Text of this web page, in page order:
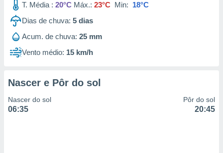
T. Média : 20°C Máx.: 23°C Min: 18°C
Dias de chuva: 5 dias
Acum. de chuva: 25 mm
Vento médio: 15 km/h
Nascer e Pôr do sol
Nascer do sol
06:35
Pôr do sol
20:45